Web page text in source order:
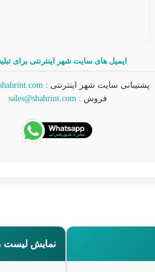
ایمیل های سایت شهر اینترنتی برای
پشتیبانی سایت شهر اینترنتی :
فروش :sales@shahrint.com
نمایش لیست